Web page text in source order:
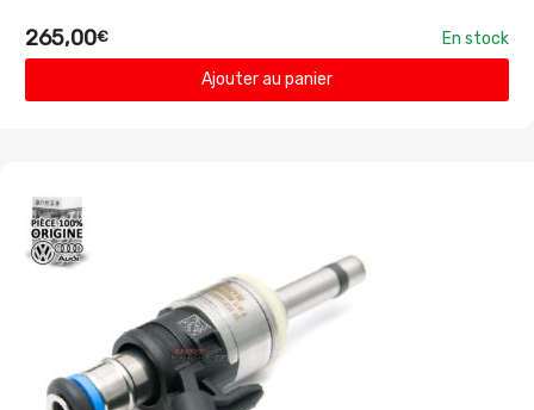
265,00€
En stock
Ajouter au panier